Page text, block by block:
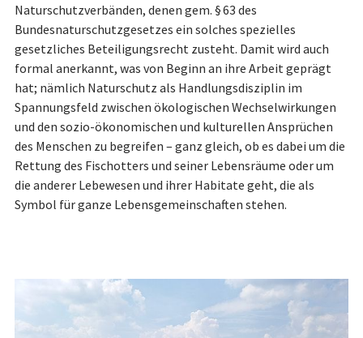
Naturschutzverbänden, denen gem. § 63 des
Bundesnaturschutzgesetzes ein solches spezielles
gesetzliches Beteiligungsrecht zusteht. Damit wird auch
formal anerkannt, was von Beginn an ihre Arbeit geprägt
hat; nämlich Naturschutz als Handlungsdisziplin im
Spannungsfeld zwischen ökologischen Wechsel­wir­kun­gen
und den sozio-öko­no­mischen und kulturellen Ansprüchen
des Menschen zu begreifen – ganz gleich, ob es dabei um die
Rettung des Fisch­ot­ters und seiner Le­bens­räume oder um
die anderer Lebewesen und ihrer Habitate geht, die als
Symbol für ganze Le­bens­ge­mein­schaf­ten stehen.